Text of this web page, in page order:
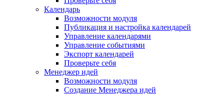
Календарь
Возможности модуля
Публикация и настройка календарей
Управление календарями
Управление событиями
Экспорт календарей
Проверьте себя
Менеджер идей
Возможности модуля
Создание Менеджера идей